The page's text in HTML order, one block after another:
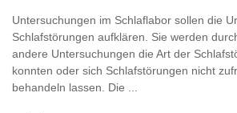
Untersuchungen im Schlaflabor sollen die
Schlafstörungen aufklären. Sie werden
andere Untersuchungen die Art der
konnten oder sich Schlafstörungen nicht
behandeln lassen. Die ...